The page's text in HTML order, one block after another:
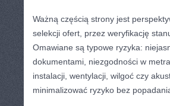
Ważną częścią strony jest
selekcji ofert, przez weryfikację
Omawiane są typowe ryzyka:
dokumentami, niezgodności w
instalacji, wentylacji, wilgoć czy
minimalizować ryzyko bez